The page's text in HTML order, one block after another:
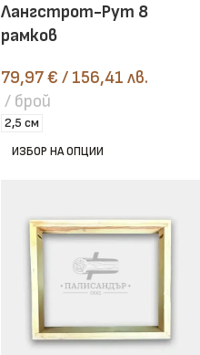
Лангстрот-Рут 8
рамков
79,97€ / 156,41 лв.
брой
2,5 см
ИЗБОР НА ОПЦИИ